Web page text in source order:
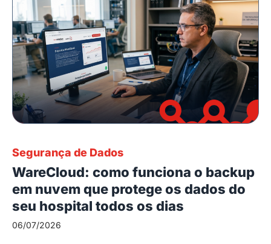
Segurança de Dados
WareCloud: como funciona o backup
em nuvem que protege os dados do
seu hospital todos os dias
06/07/2026